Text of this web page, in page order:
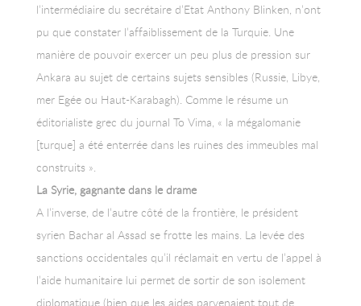
l’intermédiaire du secrétaire d’Etat Anthony Blinken, n’ont
pu que constater l’affaiblissement de la Turquie. Une
manière de pouvoir exercer un peu plus de pression sur
Ankara au sujet de certains sujets sensibles (Russie, Libye,
mer Egée ou Haut-Karabagh). Comme le résume un
éditorialiste grec du journal To Vima, « la mégalomanie
[turque] a été enterrée dans les ruines des immeubles mal
construits ».
La Syrie, gagnante dans le drame
A l’inverse, de l’autre côté de la frontière, le président
syrien Bachar al Assad se frotte les mains. La levée des
sanctions occidentales qu’il réclamait en vertu de l’appel à
l’aide humanitaire lui permet de sortir de son isolement
diplomatique (bien que les aides parvenaient tout de